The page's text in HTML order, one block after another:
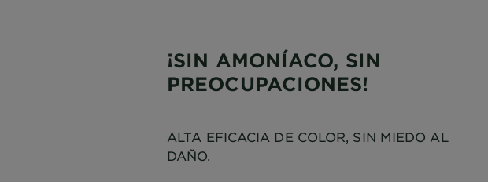
¡SIN AMONÍACO, SIN
PREOCUPACIONES!
ALTA EFICACIA DE COLOR, SIN MIEDO AL
DAÑO.